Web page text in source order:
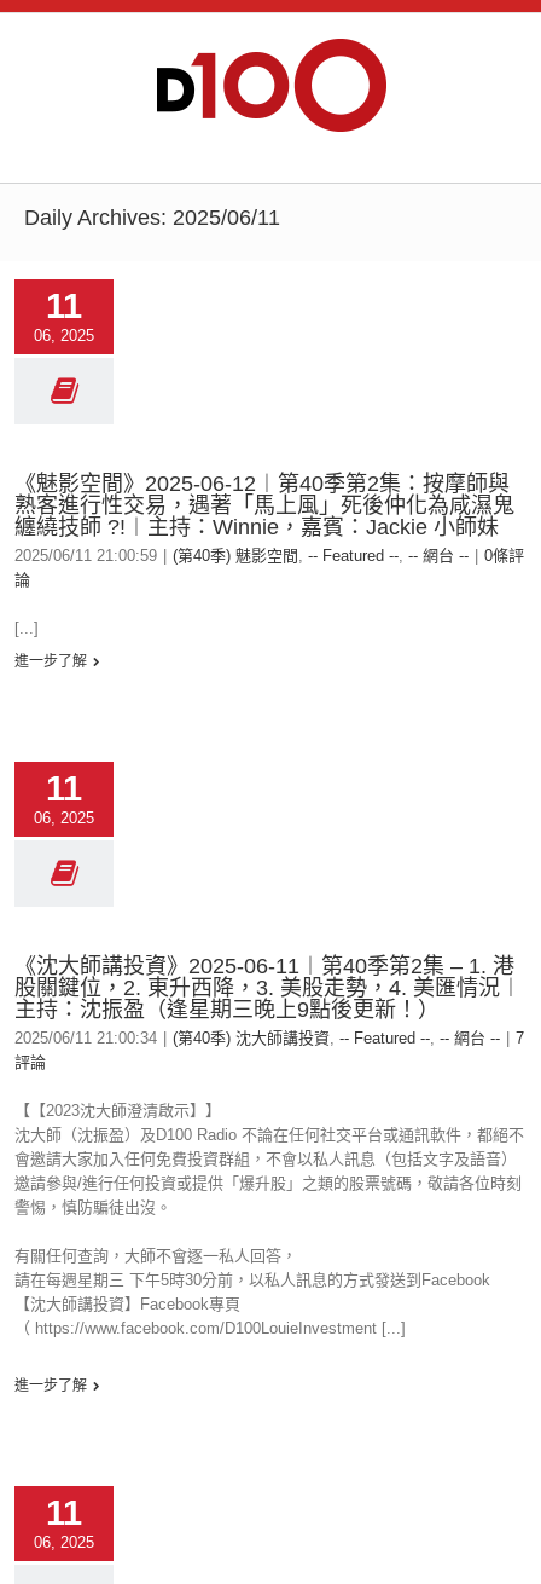
Daily Archives: 2025/06/11
11
06, 2025
《魅影空間》2025-06-12︱第40季第2集：按摩師與
熟客進行性交易，遇著「馬上風」死後仲化為咸濕鬼
纏繞技師 ?!︱主持：Winnie，嘉賓：Jackie 小師妹
2025/06/11 21:00:59 (第40季) 魅影空間 , -- Featured --, -- 網台 --
0條評
論
[...]
進一步了解
11
06, 2025
《沈大師講投資》2025-06-11︱第40季第2集 – 1. 港
股關鍵位，2. 東升西降，3. 美股走勢，4. 美匯情況︱
主持：沈振盈（逢星期三晚上9點後更新！）
2025/06/11 21:00:34 (第40季) 沈大師講投資, -- Featured --, -- 網台 --
7
評論
【【2023沈大師澄清啟示】】
沈大師（沈振盈）及D100 Radio 不論在任何社交平台或通訊軟件，都絕不
會邀請大家加入任何免費投資群組，不會以私人訊息（包括文字及語音）
邀請參與/進行任何投資或提供「爆升股」之類的股票號碼，敬請各位時刻
警惕，慎防騙徒出沒。
有關任何查詢，大師不會逐一私人回答，
請在每週星期三 下午5時30分前，以私人訊息的方式發送到Facebook
【沈大師講投資】Facebook專頁
（ https://www.facebook.com/D100LouieInvestment [...]
進一步了解
11
06, 2025